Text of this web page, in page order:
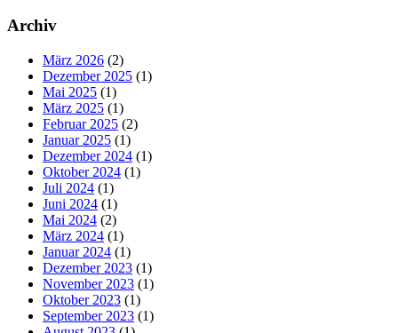
Archiv
März 2026 (2)
Dezember 2025 (1)
Mai 2025 (1)
März 2025 (1)
Februar 2025 (2)
Januar 2025 (1)
Dezember 2024 (1)
Oktober 2024 (1)
Juli 2024 (1)
Juni 2024 (1)
Mai 2024 (2)
März 2024 (1)
Januar 2024 (1)
Dezember 2023 (1)
November 2023 (1)
Oktober 2023 (1)
September 2023 (1)